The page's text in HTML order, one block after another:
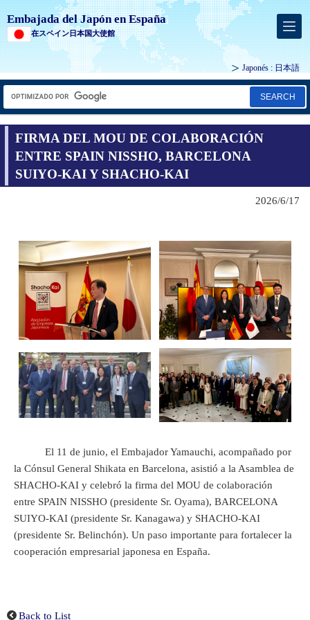
Embajada del Japón en España
在スペイン日本国大使館
Japonés : 日本語
SEARCH
FIRMA DEL MOU DE COLABORACIÓN
ENTRE SPAIN NISSHO, BARCELONA
SUIYO-KAI Y SHACHO-KAI
2026/6/17
El 11 de junio, el Embajador Yamauchi, acompañado por
la Cónsul General Shikata en Barcelona, asistió a la Asamblea de
SHACHO-KAI y celebró la firma del MOU de colaboración
entre SPAIN NISSHO (presidente Sr. Oyama), BARCELONA
SUIYO-KAI (presidente Sr. Kanagawa) y SHACHO-KAI
(presidente Sr. Belinchón). Un paso importante para fortalecer la
cooperación empresarial japonesa en España.
Back to List